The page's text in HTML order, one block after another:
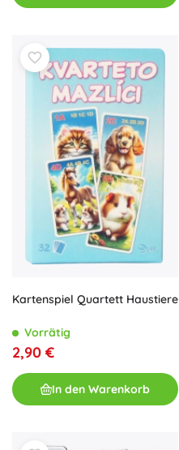
Kartenspiel Quartett Haustiere
Vorrätig
2,90 €
In den Warenkorb